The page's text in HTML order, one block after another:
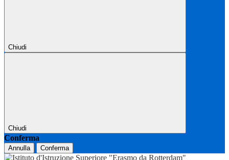
Chiudi
Chiudi
Conferma
Annulla Conferma